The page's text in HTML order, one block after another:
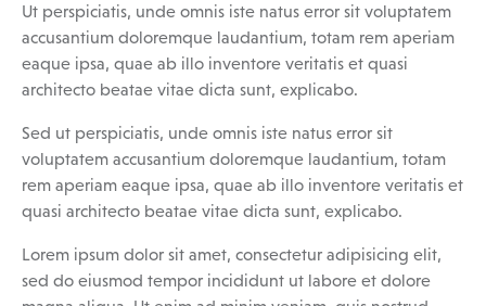
Ut perspiciatis, unde omnis iste natus error sit voluptatem
accusantium doloremque laudantium, totam rem aperiam
eaque ipsa, quae ab illo inventore veritatis et quasi
architecto beatae vitae dicta sunt, explicabo.
Sed ut perspiciatis, unde omnis iste natus error sit
voluptatem accusantium doloremque laudantium, totam
rem aperiam eaque ipsa, quae ab illo inventore veritatis et
quasi architecto beatae vitae dicta sunt, explicabo.
Lorem ipsum dolor sit amet, consectetur adipisicing elit,
sed do eiusmod tempor incididunt ut labore et dolore